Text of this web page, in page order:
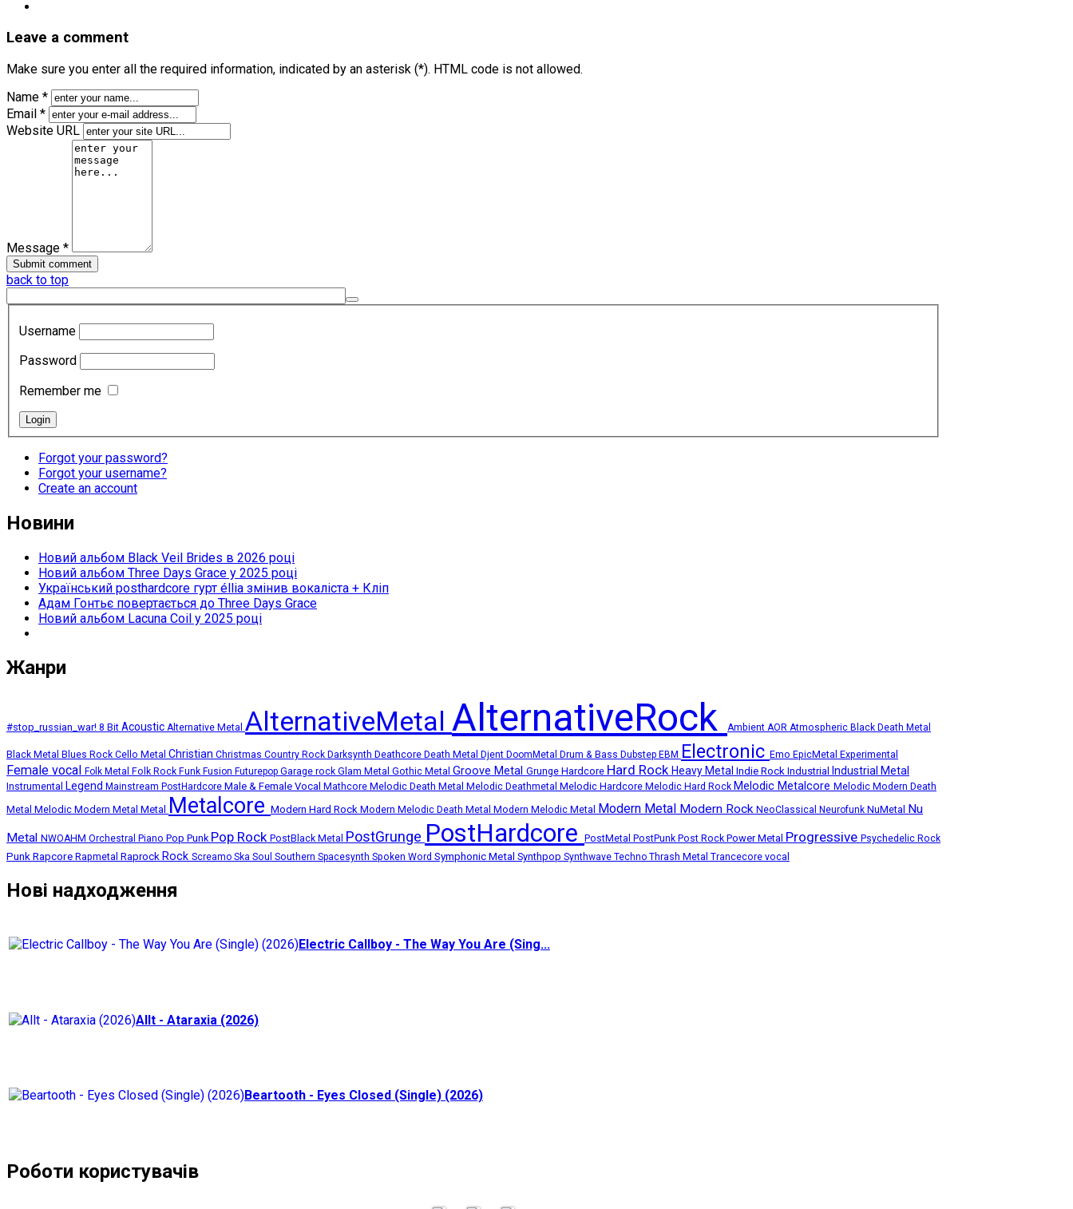
Leave a comment
Make sure you enter all the required information, indicated by an asterisk (*). HTML code is not allowed.
Name *
Email *
Website URL
Message *
back to top
Username
Password
Remember me
Forgot your password?
Forgot your username?
Create an account
Новини
Новий альбом Black Veil Brides в 2026 році
Новий альбом Three Days Grace у 2025 році
Український posthardcore гурт éllia змінив вокаліста + Кліп
Адам Гонтьє повертається до Three Days Grace
Новий альбом Lacuna Coil у 2025 році
Жанри
#stop_russian_war! 8 Bit Acoustic Alternative Metal AlternativeMetal AlternativeRock Ambient AOR Atmospheric Black Death Metal
Black Metal Blues Rock Cello Metal Christian Christmas Country Rock Darksynth Deathcore Death Metal Djent DoomMetal Drum & Bass Dubstep EBM Electronic Emo EpicMetal Experimental
Female vocal Folk Metal Folk Rock Funk Fusion Futurepop Garage rock Glam Metal Gothic Metal Groove Metal Grunge Hardcore Hard Rock Heavy Metal Indie Rock Industrial Industrial Metal
Instrumental Legend Mainstream PostHardcore Male & Female Vocal Mathcore Melodic Death Metal Melodic Deathmetal Melodic Hardcore Melodic Hard Rock Melodic Metalcore Melodic Modern Death
Metal Melodic Modern Metal Metal Metalcore Modern Hard Rock Modern Melodic Death Metal Modern Melodic Metal Modern Metal Modern Rock NeoClassical Neurofunk NuMetal Nu
Metal
NWOAHM Orchestral Piano Pop Punk Pop Rock PostBlack Metal PostGrunge PostHardcore PostMetal PostPunk Post Rock Power Metal Progressive Psychedelic Rock
PunkRapcore Rapmetal Raprock Rock Screamo Ska Soul Southern Spacesynth Spoken Word Symphonic Metal Synthpop Synthwave Techno Thrash Metal Trancecore vocal
Нові надходження
Electric Callboy - The Way You Are (Sing...
Allt - Ataraxia (2026)
Beartooth - Eyes Closed (Single) (2026)
Роботи користувачів